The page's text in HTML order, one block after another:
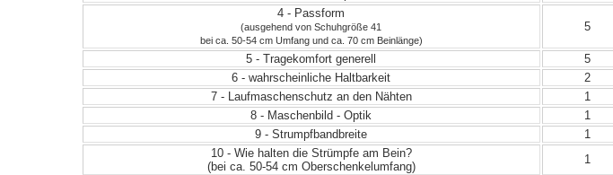
4 - Passform
(ausgehend von Schuhgröße 41
bei ca. 50-54 cm Umfang und ca. 70 cm Beinlänge)
5
5 - Tragekomfort generell 5
6 - wahrscheinliche Haltbarkeit
2
7 - Laufmaschenschutz an den Nähten
1
8 - Maschenbild - Optik
1
9 - Strumpfbandbreite
1
10 - Wie halten die Strümpfe am Bein?
(bei ca. 50-54 cm Oberschenkelumfang)
1